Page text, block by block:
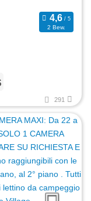
2 Bew.
291